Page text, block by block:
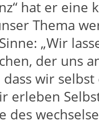
hat er eine
Thema
„Wir
der uns
wir
erleben
des